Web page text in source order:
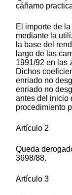
cáñamo
El importe de
mediante la
la base del
largo de las
1991/92 en las
Dichos
enriado no
enriado no
antes del inicio
procedimiento
Artículo 2
Queda
3698/88.
Artículo 3